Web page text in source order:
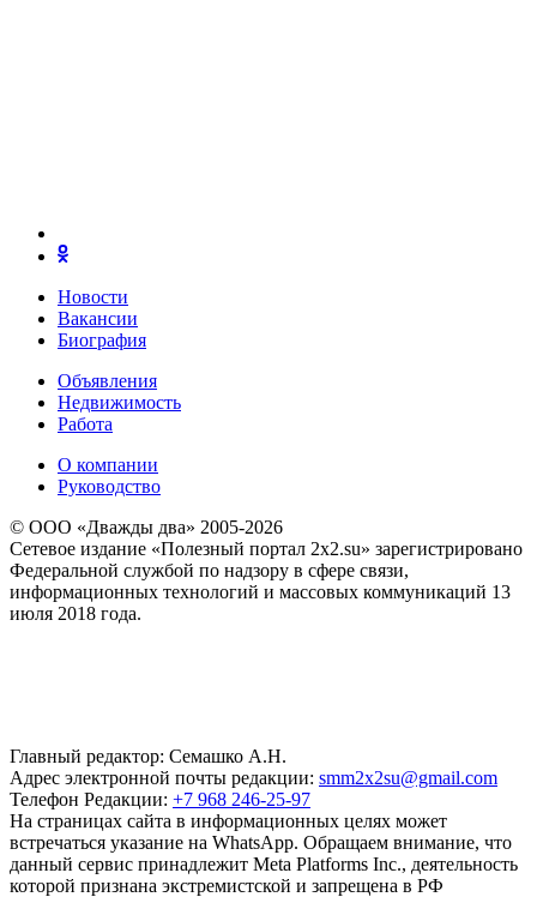
Новости
Вакансии
Биография
Объявления
Недвижимость
Работа
О компании
Руководство
© ООО «Дважды два» 2005-2026
Сетевое издание «Полезный портал 2x2.su» зарегистрировано
Федеральной службой по надзору в сфере связи,
информационных технологий и массовых коммуникаций 13
июля 2018 года.
Главный редактор: Семашко А.Н.
Адрес электронной почты редакции: smm2x2su@gmail.com
Телефон Редакции: +7 968 246-25-97
На страницах сайта в информационных целях может
встречаться указание на WhatsApp. Обращаем внимание, что
данный сервис принадлежит Meta Platforms Inc., деятельность
которой признана экстремистской и запрещена в РФ